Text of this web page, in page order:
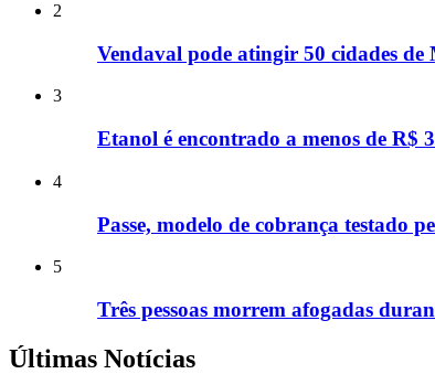
2
Vendaval pode atingir 50 cidades
3
Etanol é encontrado a menos de R$
4
Passe, modelo de cobrança testado
5
Três pessoas morrem afogadas
Últimas Notícias